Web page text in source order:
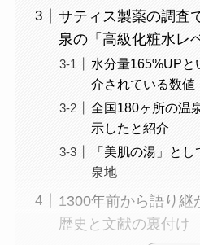
サティス製薬の調査
泉の「高級化粧水レ
水分量165%UPと
介されている数値
全国180ヶ所の温
示したと紹介
「美肌の湯」と
泉地
1300年前から語り継
歴史と文献の裏付け